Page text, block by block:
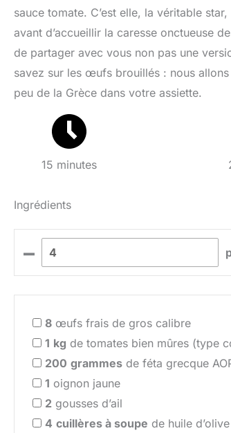
sauce tomate. C’est elle, la véritable
avant d’accueillir la caresse onctueuse
de partager avec vous non pas une
savez sur les œufs brouillés : nous
peu de la Grèce dans votre assiette.
15 minutes
Ingrédients
–
8 œufs frais de gros calibre
1 kg de tomates bien mûres (type
200 grammes de féta grecque
1 oignon jaune
2 gousses d’ail
4 cuillères à soupe de huile